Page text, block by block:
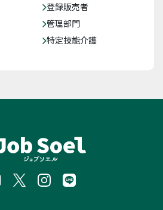
登録販売者
管理部門
特定技能介護